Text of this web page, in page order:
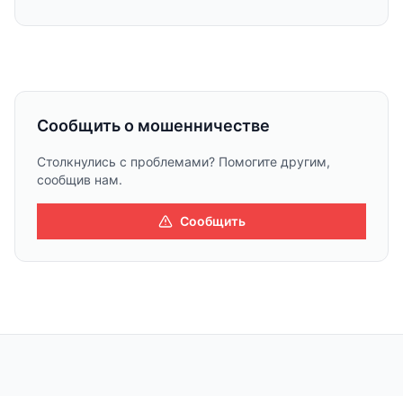
Сообщить о мошенничестве
Столкнулись с проблемами? Помогите другим,
сообщив нам.
Сообщить